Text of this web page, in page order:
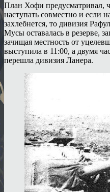
План Хофи предусматривал,
наступать совместно и если
захлебнется, то дивизия
Мусы оставалась в резерве,
зачищая местность от
выступила в 11:00, а двумя
перешла дивизия Ланера.